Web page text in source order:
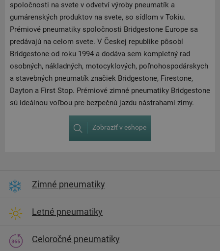
spoločnosti na svete v odvetví výroby pneumatík a
gumárenských produktov na svete, so sídlom v Tokiu.
Prémiové pneumatiky spoločnosti Bridgestone Europe sa
predávajú na celom svete. V Českej republike pôsobí
Bridgestone od roku 1994 a dodáva sem kompletný rad
osobných, nákladných, motocyklových, poľnohospodárskych
a stavebných pneumatík značiek Bridgestone, Firestone,
Dayton a First Stop. Prémiové zimné pneumatiky Bridgestone
sú ideálnou voľbou pre bezpečnú jazdu nástrahami zimy.
Zobraziť v eshope
Zimné pneumatiky
Letné pneumatiky
Celoročné pneumatiky